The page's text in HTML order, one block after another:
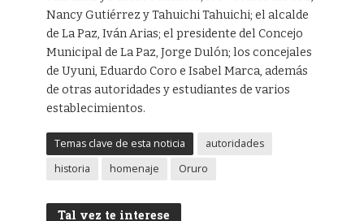
Nancy Gutiérrez y Tahuichi Tahuichi; el alcalde
de La Paz, Iván Arias; el presidente del Concejo
Municipal de La Paz, Jorge Dulón; los concejales
de Uyuni, Eduardo Coro e Isabel Marca, además
de otras autoridades y estudiantes de varios
establecimientos.
Temas clave de esta noticia
autoridades
historia
homenaje Oruro
Tal vez te interese